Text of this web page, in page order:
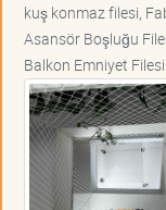
kuş konmaz filesi,
Asansör Boşluğu
Balkon Emniyet